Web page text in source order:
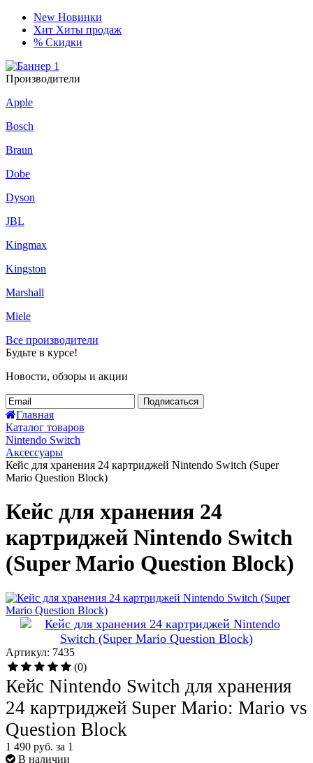
New Новинки
Хит Хиты продаж
% Скидки
Производители
Apple
Bosch
Braun
Dobe
Dyson
JBL
Kingmax
Kingston
Marshall
Miele
Все производители
Будьте в курсе!
Новости, обзоры и акции
Подписаться
Главная
Каталог товаров
Nintendo Switch
Аксессуары
Кейс для хранения 24 картриджей Nintendo Switch (Super
Mario Question Block)
Кейс для хранения 24
картриджей Nintendo Switch
(Super Mario Question Block)
Артикул: 7435
(0)
Кейс Nintendo Switch для хранения
24 картриджей Super Mario: Mario vs
Question Block
1 490 руб. за 1
В наличии